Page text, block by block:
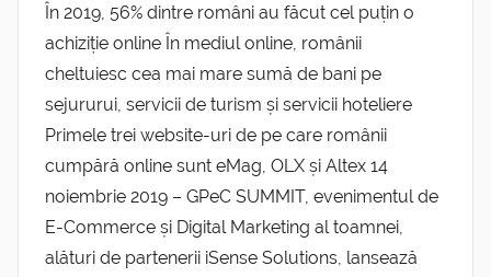
În 2019, 56% dintre români au făcut cel puțin o
achiziție online În mediul online, românii
cheltuiesc cea mai mare sumă de bani pe
sejururui, servicii de turism și servicii hoteliere
Primele trei website-uri de pe care românii
cumpără online sunt eMag, OLX și Altex 14
noiembrie 2019 – GPeC SUMMIT, evenimentul de
E-Commerce și Digital Marketing al toamnei,
alături de partenerii iSense Solutions, lansează